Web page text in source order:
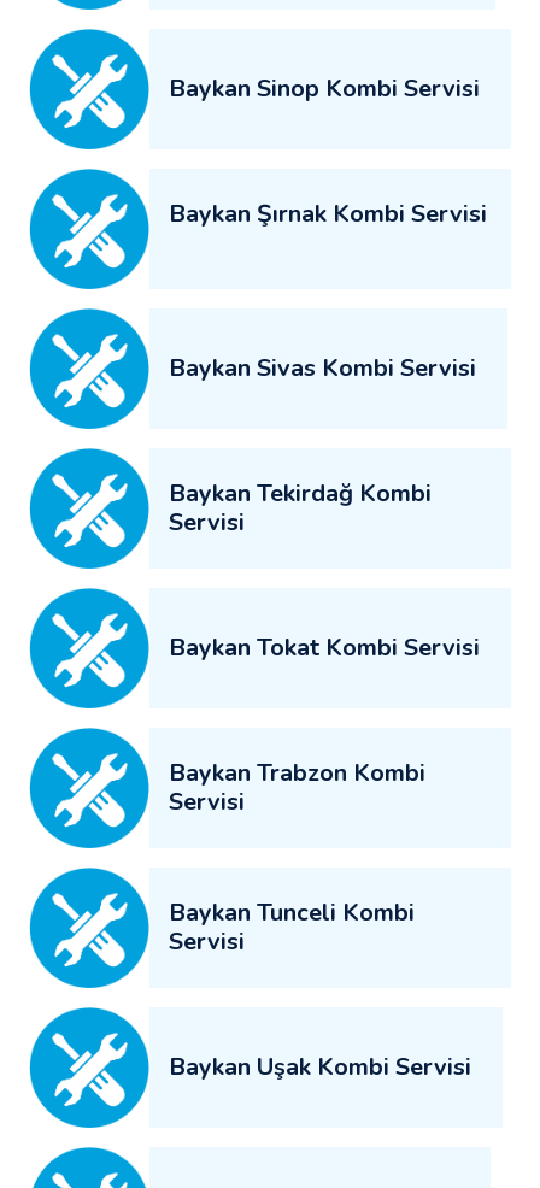
Baykan Sinop Kombi Servisi
Baykan Şırnak Kombi Servisi
Baykan Sivas Kombi Servisi
Baykan Tekirdağ Kombi
Servisi
Baykan Tokat Kombi Servisi
Baykan Trabzon Kombi
Servisi
Baykan Tunceli Kombi
Servisi
Baykan Uşak Kombi Servisi